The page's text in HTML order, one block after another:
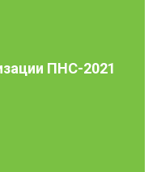
ПНС-2021